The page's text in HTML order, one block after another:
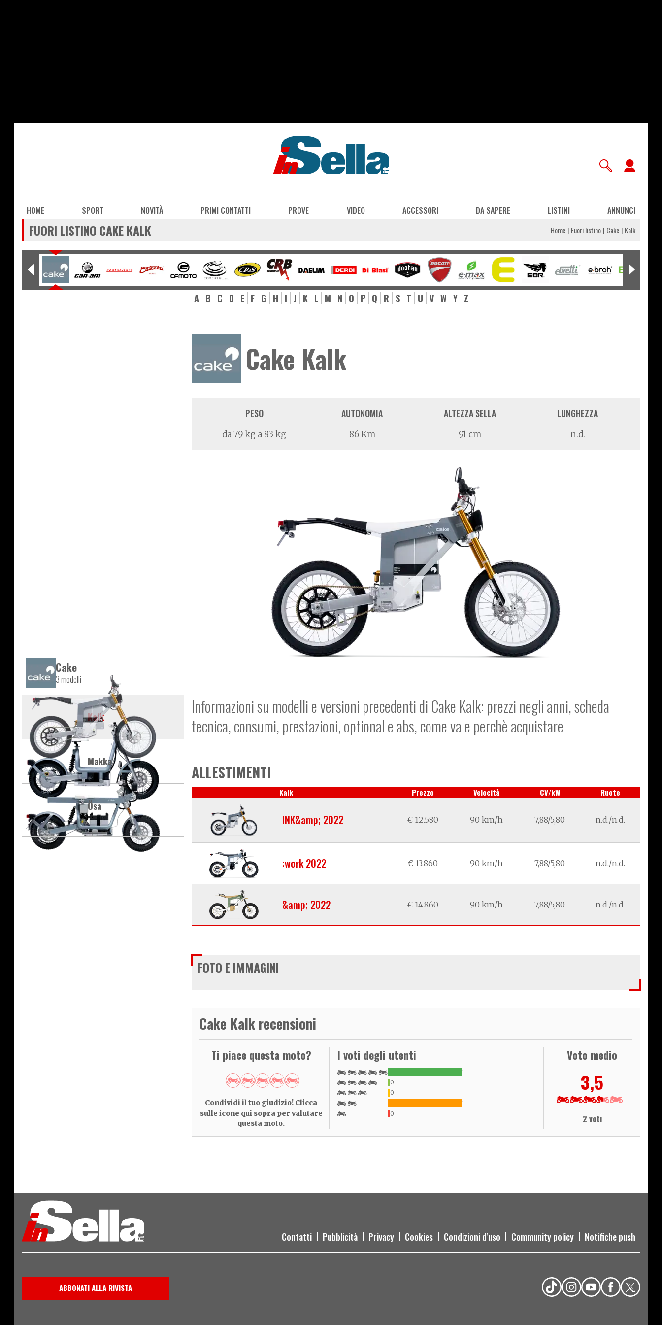
Main
navigation
HOME SPORT NOVITÀ PRIMI CONTATTI PROVE VIDEO ACCESSORI DA SAPERE LISTINI ANNUNCI
FUORI LISTINO CAKE KALK Home Fuori listino Cake Kalk
A B C D E F G H I J K L M N O P Q R S T U V W Y Z
Cake
3 modelli
Kalk
Makka
Ösa
Cake Kalk
PESO
da 79 kg a 83 kg
AUTONOMIA
86 Km
ALTEZZA SELLA
91 cm
LUNGHEZZA
n.d.
Informazioni su modelli e versioni precedenti di Cake Kalk: prezzi negli anni, scheda
tecnica, consumi, prestazioni, optional e abs, come va e perchè acquistare
ALLESTIMENTI
Kalk Prezzo Velocità CV/kW Ruote
INK&amp; 2022 € 12.580 90 km/h 7,88/5,80 n.d./n.d.
:work 2022 € 13.860 90 km/h 7,88/5,80 n.d./n.d.
&amp; 2022 € 14.860 90 km/h 7,88/5,80 n.d./n.d.
FOTO E IMMAGINI
Cake Kalk recensioni
Ti piace questa moto?
Condividi il tuo giudizio! Clicca
sulle icone qui sopra per valutare
questa moto.
I voti degli utenti
1
0
0
1
0
Voto medio
3,5
2 voti
Contatti Pubblicità Privacy Cookies Condizioni d'uso Community policy Notifiche push
ABBONATI ALLA RIVISTA